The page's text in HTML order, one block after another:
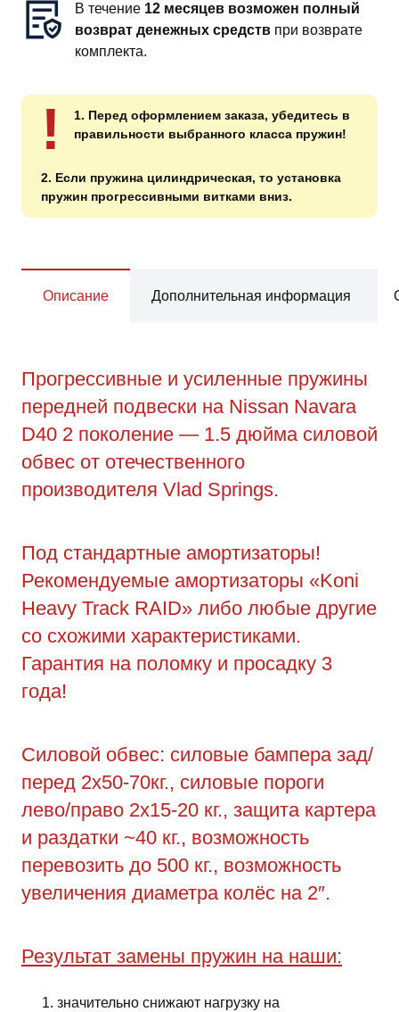
В течение 12 месяцев возможен полный
возврат денежных средств при возврате
комплекта.
!
1. Перед оформлением заказа, убедитесь в
правильности выбранного класса пружин!
2. Если пружина цилиндрическая, то установка
пружин прогрессивными витками вниз.
Описание Дополнительная информация
Прогрессивные и усиленные пружины
передней подвески на Nissan Navara
D40 2 поколение — 1.5 дюйма силовой
обвес от отечественного
производителя Vlad Springs.
Под стандартные амортизаторы!
Рекомендуемые амортизаторы «Koni
Heavy Track RAID» либо любые другие
со схожими характеристиками.
Гарантия на поломку и просадку 3
года!
Силовой обвес: силовые бампера зад/
перед 2х50-70кг., силовые пороги
лево/право 2х15-20 кг., защита картера
и раздатки ~40 кг., возможность
перевозить до 500 кг., возможность
увеличения диаметра колёс на 2″.
Результат замены пружин на наши:
значительно снижают нагрузку на